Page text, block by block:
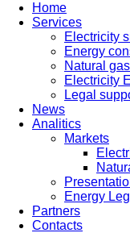
Home
Services
Electricity
Energy
Natural
Electricity
Legal
News
Analitics
Markets
Energy
Partners
Contacts